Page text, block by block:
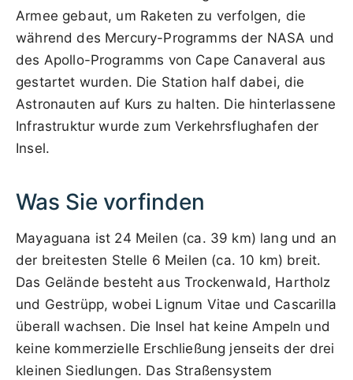
Armee gebaut, um Raketen zu verfolgen, die
während des Mercury-Programms der NASA und
des Apollo-Programms von Cape Canaveral aus
gestartet wurden. Die Station half dabei, die
Astronauten auf Kurs zu halten. Die hinterlassene
Infrastruktur wurde zum Verkehrsflughafen der
Insel.
Was Sie vorfinden
Mayaguana ist 24 Meilen (ca. 39 km) lang und an
der breitesten Stelle 6 Meilen (ca. 10 km) breit.
Das Gelände besteht aus Trockenwald, Hartholz
und Gestrüpp, wobei Lignum Vitae und Cascarilla
überall wachsen. Die Insel hat keine Ampeln und
keine kommerzielle Erschließung jenseits der drei
kleinen Siedlungen. Das Straßensystem